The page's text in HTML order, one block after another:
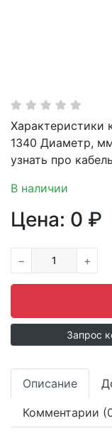
Характеристики
1340 Диаметр,
узнать про
В наличии
Цена: 0 ₽
− +
Запрос
Описание
Комментарии